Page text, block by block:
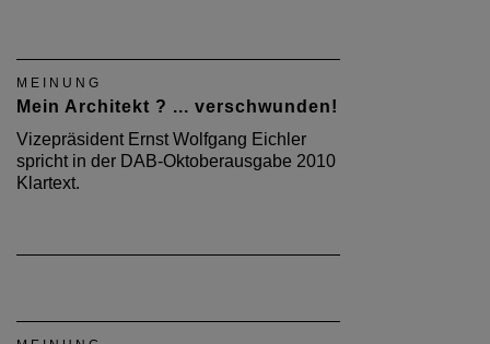
MEINUNG
Mein Architekt ? ... verschwunden!
Vizepräsident Ernst Wolfgang Eichler
spricht in der DAB-Oktoberausgabe 2010
Klartext.